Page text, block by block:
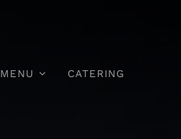
MENU CATERING